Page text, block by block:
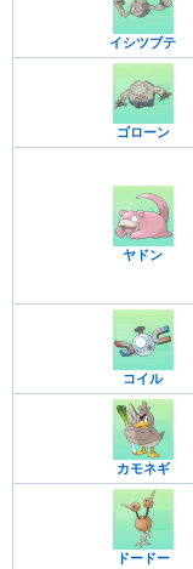
イシツブテ
ゴローン
ヤドン
コイル
カモネギ
ドードー